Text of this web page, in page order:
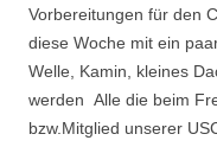
Vorbereitungen für den
diese Woche mit ein
Welle, Kamin, kleines
werden Alle die beim
bzw.Mitglied unserer